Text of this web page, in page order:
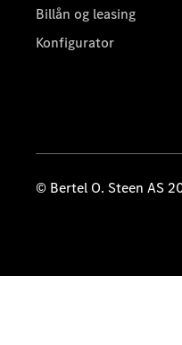
Billån og leasing
Konfigurator
© Bertel O. Steen AS